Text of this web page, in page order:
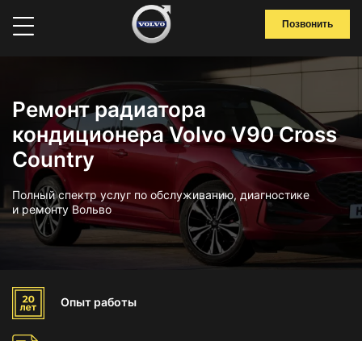
Позвонить
Ремонт радиатора
кондиционера Volvo V90 Cross
Country
Полный спектр услуг по обслуживанию, диагностике
и ремонту Вольво
Опыт работы